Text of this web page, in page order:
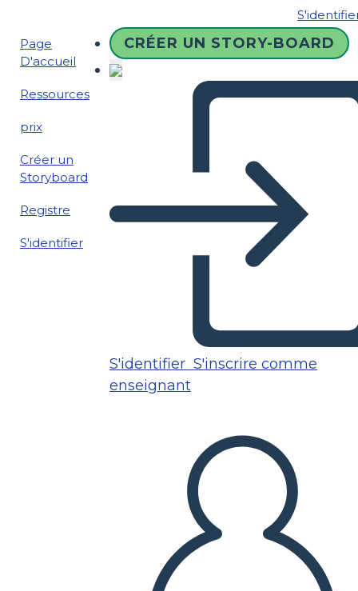
Page
D'accueil
Ressources
prix
Créer un
Storyboard
Registre
S'identifier
CRÉER UN STORY-BOARD
S'identifier S'inscrire comme
enseignant